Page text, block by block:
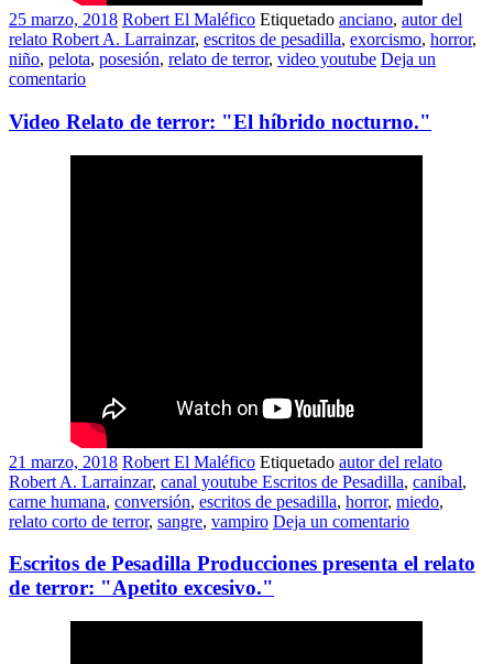
25 marzo, 2018 Robert El Maléfico Etiquetado anciano, autor del
relato Robert A. Larrainzar, escritos de pesadilla, exorcismo, horror,
niño, pelota, posesión, relato de terror, video youtube Deja un
comentario
Video Relato de terror: "El híbrido nocturno."
21 marzo, 2018 Robert El Maléfico Etiquetado autor del relato
Robert A. Larrainzar, canal youtube Escritos de Pesadilla, canibal,
carne humana, conversión, escritos de pesadilla, horror, miedo,
relato corto de terror, sangre, vampiro Deja un comentario
Escritos de Pesadilla Producciones presenta el relato
de terror: "Apetito excesivo."